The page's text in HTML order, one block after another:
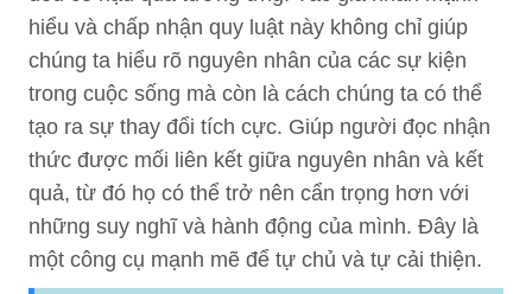
hiểu và chấp nhận quy luật này không chỉ giúp
chúng ta hiểu rõ nguyên nhân của các sự kiện
trong cuộc sống mà còn là cách chúng ta có thể
tạo ra sự thay đổi tích cực. Giúp người đọc nhận
thức được mối liên kết giữa nguyên nhân và kết
quả, từ đó họ có thể trở nên cẩn trọng hơn với
những suy nghĩ và hành động của mình. Đây là
một công cụ mạnh mẽ để tự chủ và tự cải thiện.